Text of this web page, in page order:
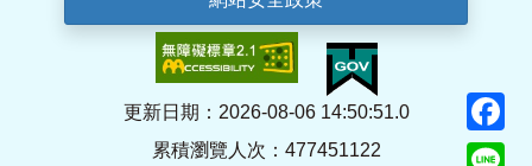
更新日期：2026-08-06 14:50:51.0
累積瀏覽人次：477451122